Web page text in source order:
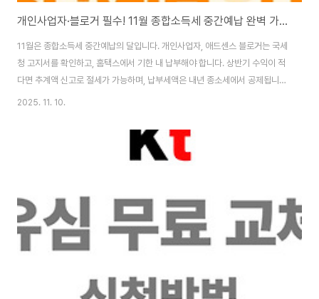
개인사업자·블로거 필수! 11월 종합소득세 중간예납 완벽 가이드
11월은 종합소득세 중간예납의 달입니다. 개인사업자, 애드센스 블로거는 국세
청 고지서를 확인하고, 홈택스에서 기한 내 납부해야 합니다. 상반기 수익이 적
다면 추계액 신고로 절세가 가능하며, 납부세액은 내년 종소세에서 공제됩니
다. 1. ‘종합소득세 중간예납’이란 무엇인가? ‘중간예납’이란 말 그대로, 한 해
미리 납부하는 제도입니다.다만 여기서 오해하지 말아야 할 점이 있습니다. 중
간예납은 “내년에 낼 종소세 전부를 미리 내는 것”이 아니라, 올해 상반기(1 월
반 또는 ..
2025. 11. 10.